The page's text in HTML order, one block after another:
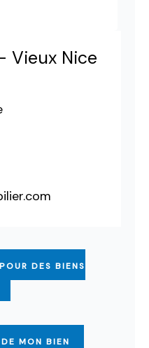
Vieux Nice
DES BIENS
MON BIEN